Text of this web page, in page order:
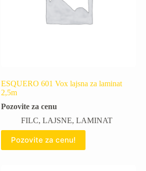
ESQUERO 601 Vox lajsna za laminat
2,5m
Pozovite za cenu
FILC, LAJSNE, LAMINAT
Pozovite za cenu!